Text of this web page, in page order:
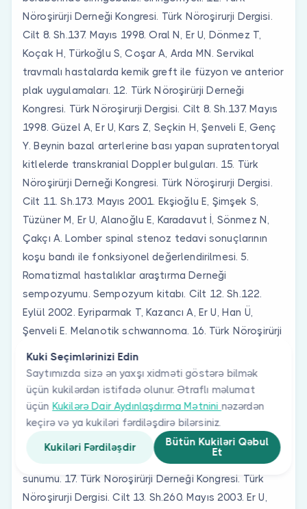
Kuki Seçimlərinizi Edin
Saytımızda sizə ən yaxşı xidməti göstərə bilmək
üçün kukilərdən istifadə olunur. Ətraflı məlumat
üçünKukilərə Dair Aydınlaşdırma Mətnini nəzərdən
keçirə və ya kukiləri fərdiləşdirə bilərsiniz.
Kukiləri Fərdiləşdir
Bütün Kukiləri Qəbul
Et